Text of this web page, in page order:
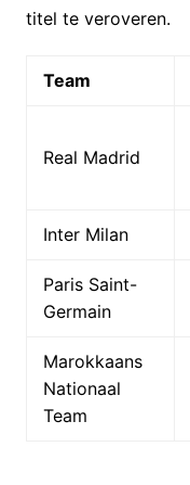
titel te veroveren.
Team
Real Madrid
Inter Milan
Paris Saint-
Germain
Marokkaans
Nationaal
Team